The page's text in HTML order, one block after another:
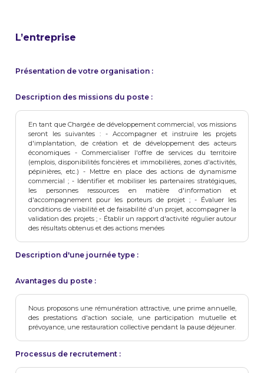
L’entreprise
Présentation de votre organisation :
Description des missions du poste :
En tant que Chargé.e de développement commercial, vos missions
seront les suivantes : - Accompagner et instruire les projets
d'implantation, de création et de développement des acteurs
économiques - Commercialiser l'offre de services du territoire
(emplois, disponibilités foncières et immobilières, zones d'activités,
pépinières, etc.) - Mettre en place des actions de dynamisme
commercial ; - Identifier et mobiliser les partenaires stratégiques,
les personnes ressources en matière d'information et
d'accompagnement pour les porteurs de projet ; - Évaluer les
conditions de viabilité et de faisabilité d'un projet, accompagner la
validation des projets ; - Établir un rapport d'activité régulier autour
des résultats obtenus et des actions menées
Description d'une journée type :
Avantages du poste :
Nous proposons une rémunération attractive, une prime annuelle,
des prestations d'action sociale, une participation mutuelle et
prévoyance, une restauration collective pendant la pause déjeuner.
Processus de recrutement :